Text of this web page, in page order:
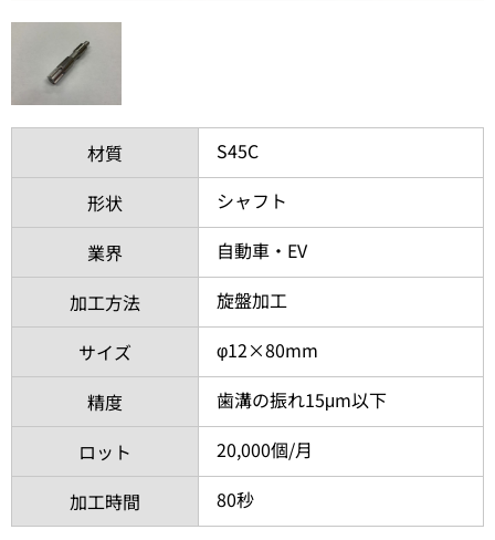
材質
S45C
形状
シャフト
業界
自動車・EV
加工方法
旋盤加工
サイズ
φ12×80mm
精度
歯溝の振れ15μm以下
ロット
20,000個/月
加工時間
80秒